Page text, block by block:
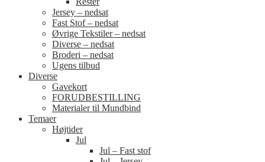
Jersey – nedsat
Fast Stof – nedsat
Øvrige Tekstiler – nedsat
Diverse – nedsat
Broderi – nedsat
Ugens tilbud
Diverse
Gavekort
FORUDBESTILLING
Materialer til Mundbind
Temaer
Højtider
Jul
Jul – Fast stof